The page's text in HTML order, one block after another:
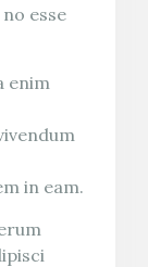
esse
enim
in eam.